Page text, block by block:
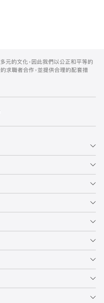
元的文化，因此我們以公正和平等的
求職者合作，並提供合理的配套措